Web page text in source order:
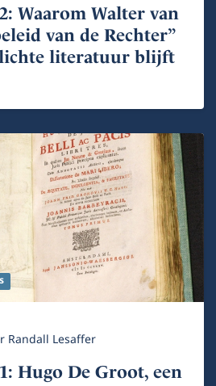
Waarom Walter van
van de Rechter”
literatuur blijft
Randall Lesaffer
Hugo De Groot, een